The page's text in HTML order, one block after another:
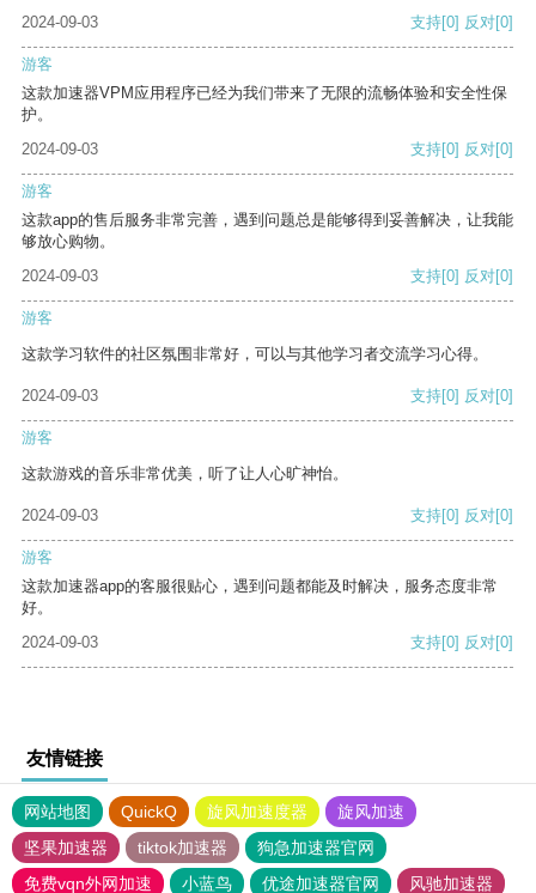
2024-09-03 支持[0] 反对[0]
游客
这款加速器VPM应用程序已经为我们带来了无限的流畅体验和安全性保
护。
2024-09-03
支持[0] 反对[0]
游客
这款app的售后服务非常完善，遇到问题总是能够得到妥善解决，让我能
够放心购物。
2024-09-03
支持[0] 反对[0]
游客
这款学习软件的社区氛围非常好，可以与其他学习者交流学习心得。
2024-09-03 支持[0] 反对[0]
游客
这款游戏的音乐非常优美，听了让人心旷神怡。
2024-09-03 支持[0] 反对[0]
游客
这款加速器app的客服很贴心，遇到问题都能及时解决，服务态度非常
好。
2024-09-03
支持[0] 反对[0]
友情链接
网站地图 QuickQ 旋风加速度器
旋风加速
坚果加速器
tiktok加速器
狗急加速器官网
免费vqn外网加速
小蓝鸟 优途加速器官网 风驰加速器